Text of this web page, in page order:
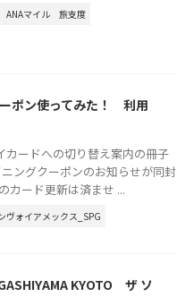
ANAマイル 旅支度
ポン使ってみた！ 利用
カードへの切り替え案内の冊子
ングクーポンのお知らせが同封
カード更新は済ませ ...
ヴォイアメックス_SPG
KYOTO ザ ソ